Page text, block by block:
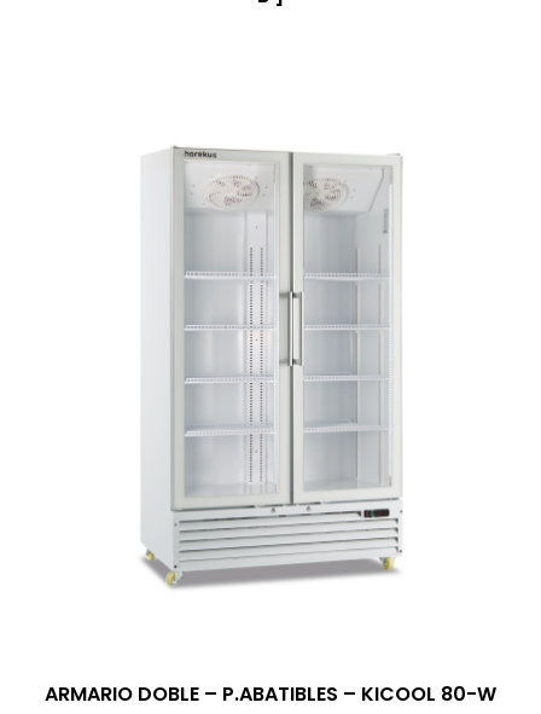
ARMARIO DOBLE – P.ABATIBLES – KICOOL 80-W